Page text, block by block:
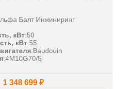
Балт Инжиниринг
кВт:50
кВт:55
:Baudouin
:4M10G70/5
1 348 699 ₽